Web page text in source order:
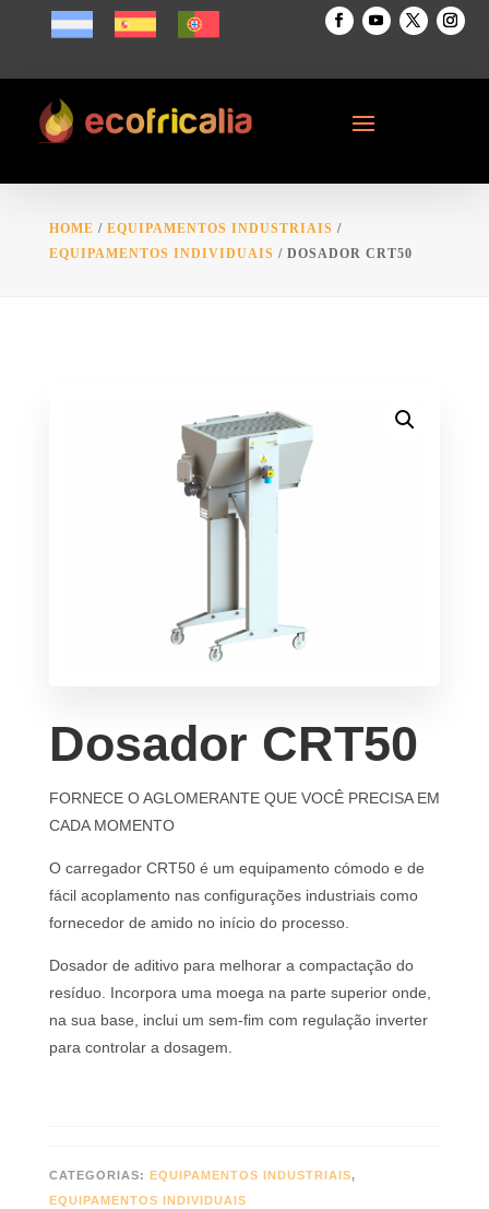
HOME / EQUIPAMENTOS INDUSTRIAIS /
EQUIPAMENTOS INDIVIDUAIS / DOSADOR CRT50
Dosador CRT50
FORNECE O AGLOMERANTE QUE VOCÊ PRECISA EM
CADA MOMENTO
O carregador CRT50 é um equipamento cómodo e de
fácil acoplamento nas configurações industriais como
fornecedor de amido no início do processo.
Dosador de aditivo para melhorar a compactação do
resíduo. Incorpora uma moega na parte superior onde,
na sua base, inclui um sem-fim com regulação inverter
para controlar a dosagem.
CATEGORIAS: EQUIPAMENTOS INDUSTRIAIS,
EQUIPAMENTOS INDIVIDUAIS